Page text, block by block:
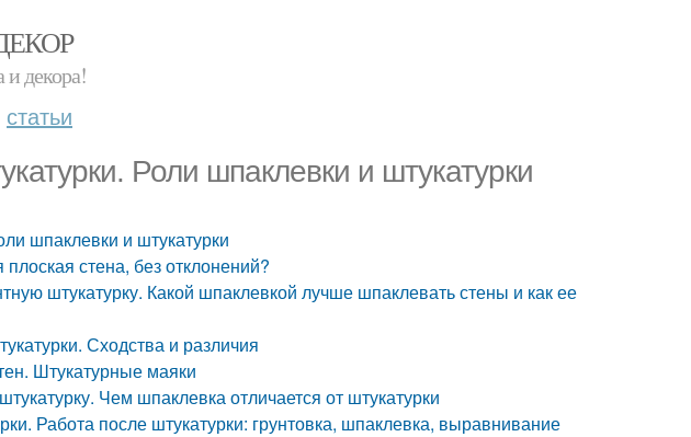
декора!
статьи
Роли шпаклевки и штукатурки
шпаклевки и штукатурки
стена, без отклонений?
штукатурку. Какой шпаклевкой лучше шпаклевать стены и как ее
Сходства и различия
Штукатурные маяки
Чем шпаклевка отличается от штукатурки
Работа после штукатурки: грунтовка, шпаклевка, выравнивание